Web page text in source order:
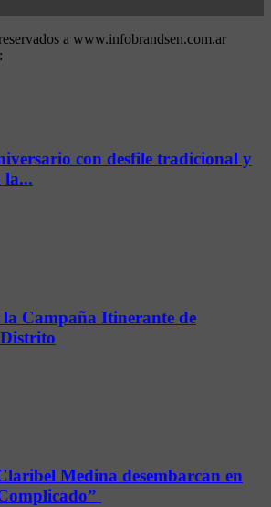
a www.infobrandsen.com.ar
con desfile tradicional y
la...
Campaña Itinerante de
Medina desembarcan en